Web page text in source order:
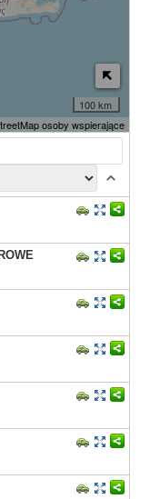
100 km
osoby wspierające